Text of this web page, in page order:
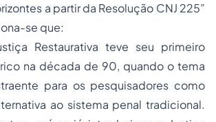
a partir da Resolução CNJ 225”
se que:
Restaurativa teve seu primeiro
na década de 90, quando o tema
para os pesquisadores como
ao sistema penal tradicional.